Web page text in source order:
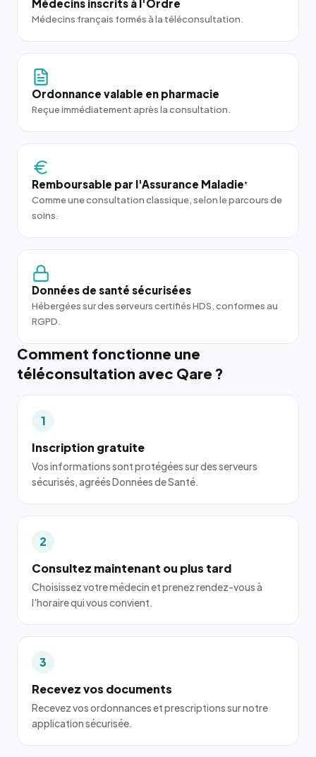
Médecins inscrits à l'Ordre
Médecins français formés à la téléconsultation.
Ordonnance valable en pharmacie
Reçue immédiatement après la consultation.
Remboursable par l'Assurance Maladie*
Comme une consultation classique, selon le parcours de
soins.
Données de santé sécurisées
Hébergées sur des serveurs certifiés HDS, conformes au
RGPD.
Comment fonctionne une
téléconsultation avec Qare ?
1
Inscription gratuite
Vos informations sont protégées sur des serveurs
sécurisés, agréés Données de Santé.
2
Consultez maintenant ou plus tard
Choisissez votre médecin et prenez rendez-vous à
l'horaire qui vous convient.
3
Recevez vos documents
Recevez vos ordonnances et prescriptions sur notre
application sécurisée.